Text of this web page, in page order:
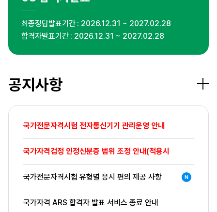
최종정답발표기간
2026.12.31 ~ 2027.02.28
합격자발표기간
2026.12.31 ~ 2027.02.28
공지사항
국가전문자격시험 전자통신기기 관리운영 안내
국가자격검정 인정신분증 범위 조정 안내(적용시
국가전문자격시험 유형별 응시 편의 제공 사항
국가자격 ARS 합격자 발표 서비스 종료 안내
더보